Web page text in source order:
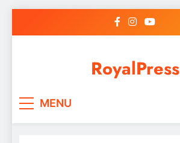
RoyalPress
MENU